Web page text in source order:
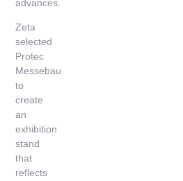
advances.
Zeta
selected
Protec
Messebau
to
create
an
exhibition
stand
that
reflects